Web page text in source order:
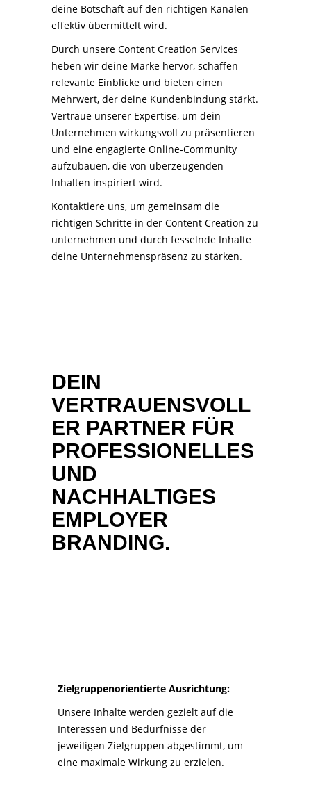
deine Botschaft auf den richtigen Kanälen
effektiv übermittelt wird.
Durch unsere Content Creation Services
heben wir deine Marke hervor, schaffen
relevante Einblicke und bieten einen
Mehrwert, der deine Kundenbindung stärkt.
Vertraue unserer Expertise, um dein
Unternehmen wirkungsvoll zu präsentieren
und eine engagierte Online-Community
aufzubauen, die von überzeugenden
Inhalten inspiriert wird.
Kontaktiere uns, um gemeinsam die
richtigen Schritte in der Content Creation zu
unternehmen und durch fesselnde Inhalte
deine Unternehmenspräsenz zu stärken.
DEIN
VERTRAUENSVOLL
ER PARTNER FÜR
PROFESSIONELLES
UND
NACHHALTIGES
EMPLOYER
BRANDING.
Zielgruppenorientierte Ausrichtung:
Unsere Inhalte werden gezielt auf die
Interessen und Bedürfnisse der
jeweiligen Zielgruppen abgestimmt, um
eine maximale Wirkung zu erzielen.